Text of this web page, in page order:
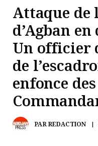
Attaque de
d’Agban
Un officier
de
enfonce
PARREDACTION